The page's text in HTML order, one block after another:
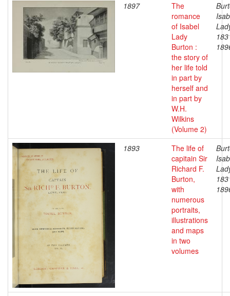
1897
The
romance
of Isabel
Lady
Burton :
the story of
her life told
in part by
herself and
in part by
W.H.
Wilkins
(Volume 2)
1893
The life of
capitain Sir
Richard F.
Burton,
with
numerous
portraits,
illustrations
and maps
in two
volumes